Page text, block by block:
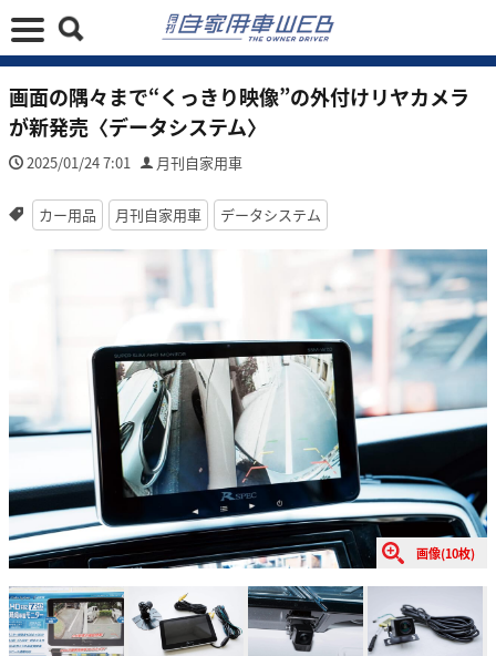
画面の隅々まで“くっきり映像”の外付けリヤカメラ
が新発売〈データシステム〉
2025/01/24 7:01 月刊自家用車
カー用品 月刊自家用車 データシステム
画像(10枚)